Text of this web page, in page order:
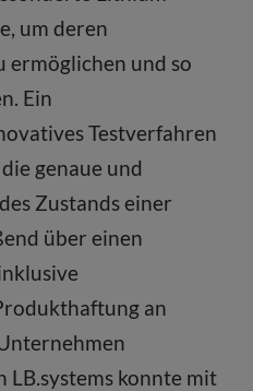
um deren
und so
Ein
Testverfahren
genaue und
Zustands einer
über einen
an
konnte mit